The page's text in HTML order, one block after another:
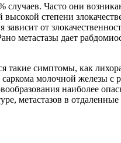
Часто они
степени
от
метастазы дает
симптомы, как
молочной железы с
наиболее
метастазов в